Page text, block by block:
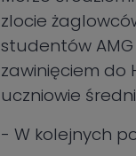
zlocie
studentów
zawinięciem do
uczniowie
- W kolejnych